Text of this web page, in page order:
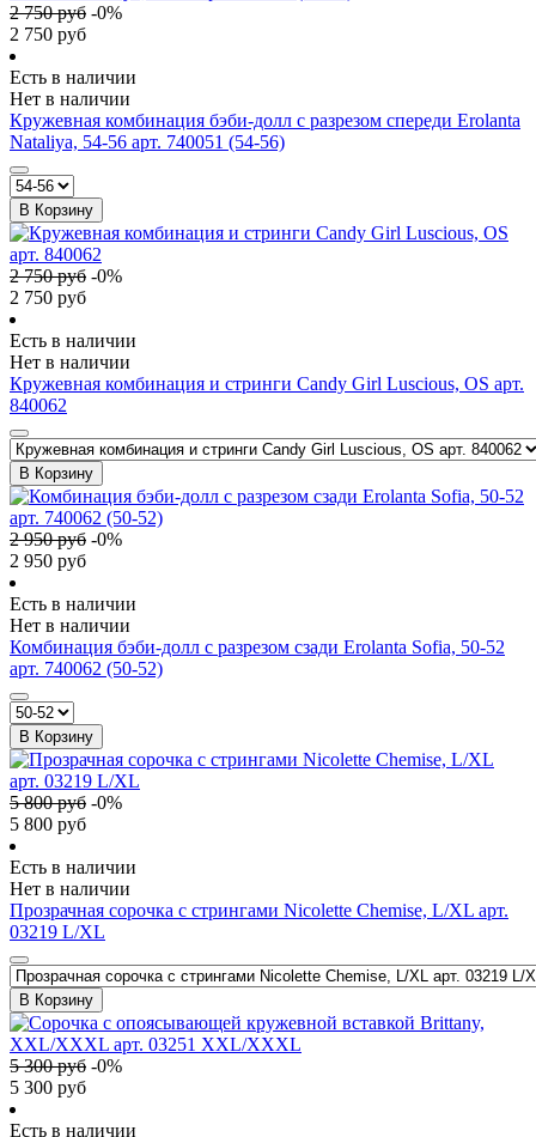
2 750руб -0%
2 750 руб
Есть в наличии
Нет в наличии
Кружевная комбинация бэби-долл с разрезом спереди Erolanta
Nataliya, 54-56 арт. 740051 (54-56)
В Корзину
2 750руб -0%
2 750 руб
Есть в наличии
Нет в наличии
Кружевная комбинация и стринги Candy Girl Luscious, OS арт.
840062
В Корзину
2 950руб -0%
2 950 руб
Есть в наличии
Нет в наличии
Комбинация бэби-долл c разрезом сзади Erolanta Sofia, 50-52
арт. 740062 (50-52)
В Корзину
5 800руб -0%
5 800 руб
Есть в наличии
Нет в наличии
Прозрачная сорочка с стрингами Nicolette Chemise, L/XL арт.
03219 L/XL
В Корзину
5 300руб -0%
5 300 руб
Есть в наличии